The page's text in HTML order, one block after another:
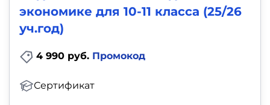
экономике для 10-11 класса (25/26
уч.год)
4 990 руб. Промокод
Сертификат